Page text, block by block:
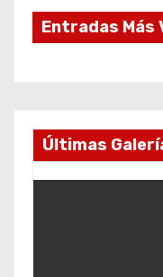
Entradas Más
Últimas